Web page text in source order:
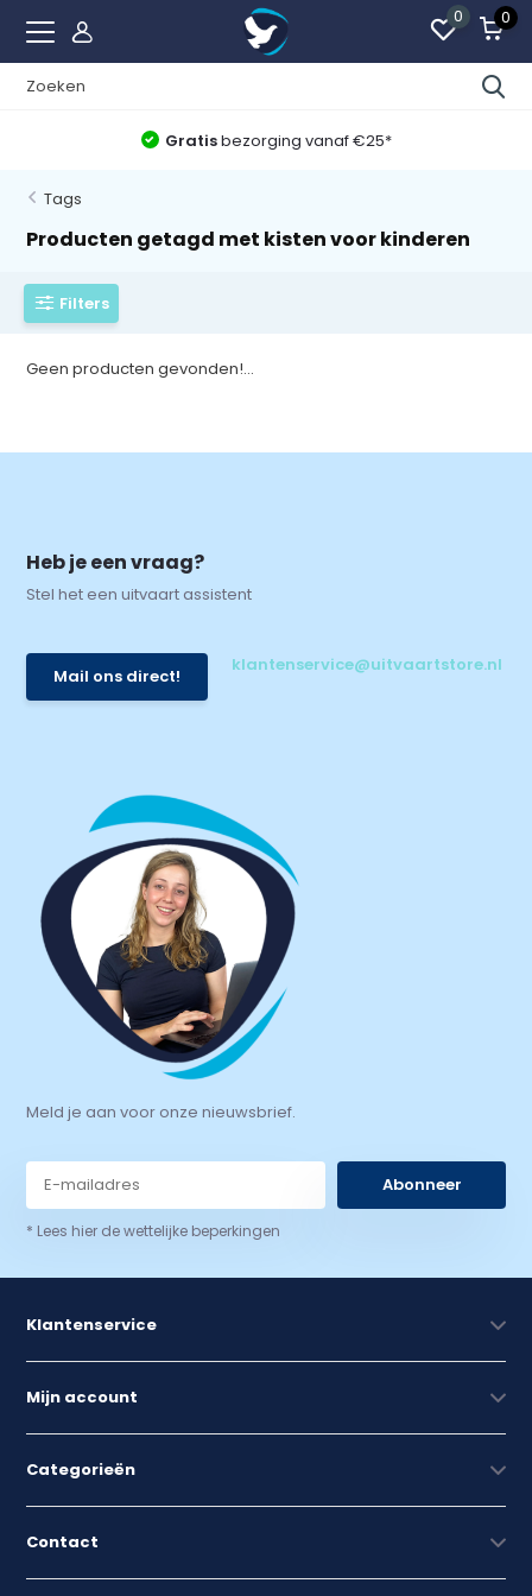
0 0
Gratisbezorging vanaf €25*
Tags
Producten getagd met kisten voor kinderen
Filters
Geen producten gevonden!...
Heb je een vraag?
Stel het een uitvaart assistent
Mail ons direct!
klantenservice@uitvaartstore.nl
Meld je aan voor onze nieuwsbrief.
Abonneer
* Lees hier de wettelijke beperkingen
Klantenservice
Mijn account
Categorieën
Contact